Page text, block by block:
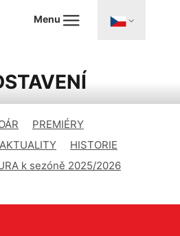
Menu
PREMIÉRY
AKTUALITY
HISTORIE
k sezóně 2025/2026